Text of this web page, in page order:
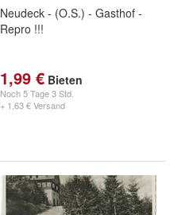
Neudeck - (O.S.) - Gasthof -
Repro !!!
1,99 € Bieten
Noch5 Tage 3 Std.
+ 1,63 € Versand